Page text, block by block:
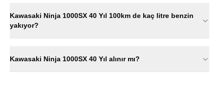
Kawasaki Ninja 1000SX 40 Yıl 100km de kaç litre benzin
yakıyor?
Kawasaki Ninja 1000SX 40 Yıl alınır mı?